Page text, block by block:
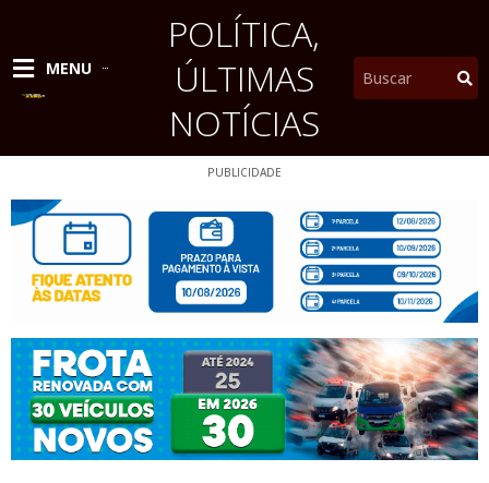
conteúdo
MENU
POLÍTICA,
ÚLTIMAS
NOTÍCIAS
Pesquisar
PUBLICIDADE